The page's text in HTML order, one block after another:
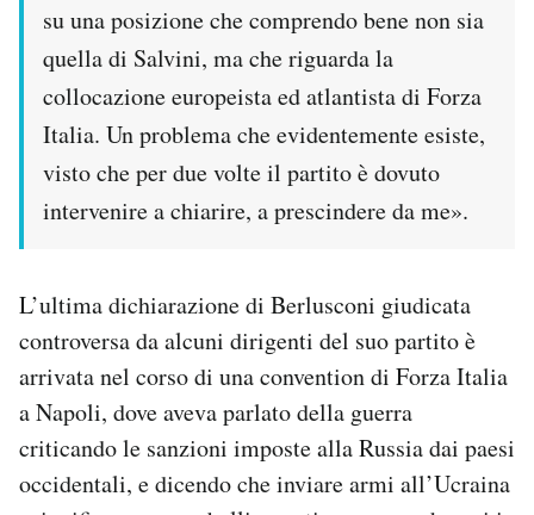
su una posizione che comprendo bene non sia
quella di Salvini, ma che riguarda la
collocazione europeista ed atlantista di Forza
Italia. Un problema che evidentemente esiste,
visto che per due volte il partito è dovuto
intervenire a chiarire, a prescindere da me».
L’ultima dichiarazione di Berlusconi giudicata
controversa da alcuni dirigenti del suo partito è
arrivata nel corso di una convention di Forza Italia
a Napoli, dove aveva parlato della guerra
criticando le sanzioni imposte alla Russia dai paesi
occidentali, e dicendo che inviare armi all’Ucraina